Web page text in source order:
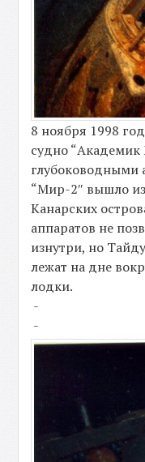
8 ноября 1998
судно
глубоководными
“Мир-2″ вышло
Канарских
аппаратов не
изнутри, но
лежат на дне
лодки.
-
-